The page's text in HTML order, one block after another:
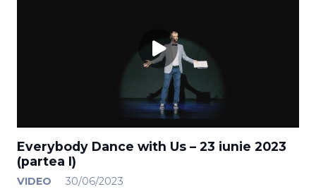
Everybody Dance with Us – 23 iunie 2023
(partea I)
VIDEO 30/06/2023